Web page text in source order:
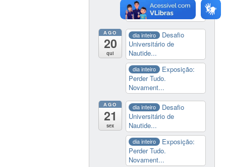
Perder Tudo.
Novament...
AGO
20
qui
dia inteiro
Desafio
Universitário de
Nautide...
dia inteiro
Exposição:
Perder Tudo.
Novament...
AGO
21
sex
dia inteiro
Desafio
Universitário de
Nautide...
dia inteiro
Exposição:
Perder Tudo.
Novament...